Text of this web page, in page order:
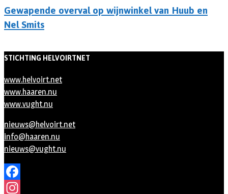
Gewapende overval op wijnwinkel van Huub en
Nel Smits
STICHTING HELVOIRTNET
www.helvoirt.net
www.haaren.nu
www.vught.nu
nieuws@helvoirt.net
info@haaren.nu
nieuws@vught.nu
Facebook